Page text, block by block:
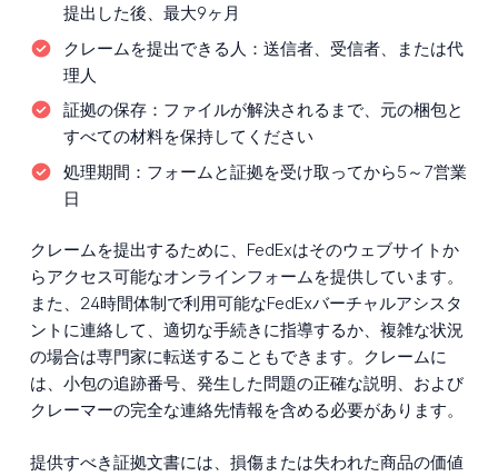
提出した後、最大9ヶ月
クレームを提出できる人： 送信者、受信者、または代
理人
証拠の保存： ファイルが解決されるまで、元の梱包と
すべての材料を保持してください
処理期間： フォームと証拠を受け取ってから5～7営業
日
クレームを提出するために、FedExはそのウェブサイトか
らアクセス可能なオンラインフォームを提供しています。
また、24時間体制で利用可能なFedExバーチャルアシスタ
ントに連絡して、適切な手続きに指導するか、複雑な状況
の場合は専門家に転送することもできます。クレームに
は、小包の追跡番号、発生した問題の正確な説明、および
クレーマーの完全な連絡先情報を含める必要があります。
提供すべき証拠文書には、損傷または失われた商品の価値